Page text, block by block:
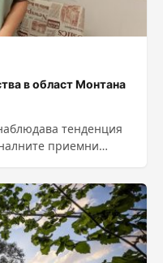
в област Монтана
тенденция
приемни